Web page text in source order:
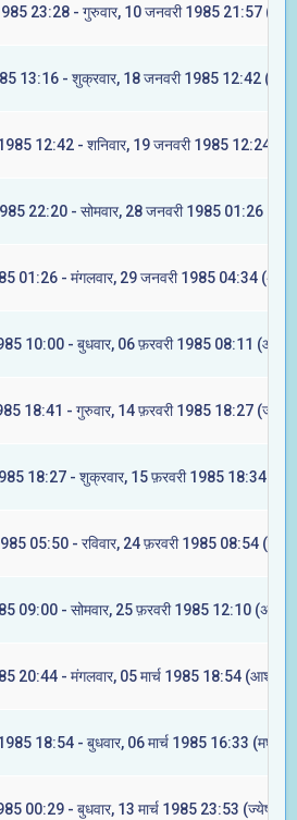
23:28 - गुरुवार, 10 जनवरी 1985 21:57 (मघा)
13:16 - शुक्रवार, 18 जनवरी 1985 12:42
12:42 - शनिवार, 19 जनवरी 1985 12:24
22:20 - सोमवार, 28 जनवरी 1985 01:26
01:26 - मंगलवार, 29 जनवरी 1985 04:34
10:00 - बुधवार, 06 फ़रवरी 1985 08:11
18:41 - गुरुवार, 14 फ़रवरी 1985 18:27
18:27 - शुक्रवार, 15 फ़रवरी 1985 18:34 (मूल)
05:50 - रविवार, 24 फ़रवरी 1985 08:54
09:00 - सोमवार, 25 फ़रवरी 1985 12:10
20:44 - मंगलवार, 05 मार्च 1985 18:54 (आश्लेषा)
18:54 - बुधवार, 06 मार्च 1985 16:33 (मघा)
00:29 - बुधवार, 13 मार्च 1985 23:53 (ज्येष्टा)